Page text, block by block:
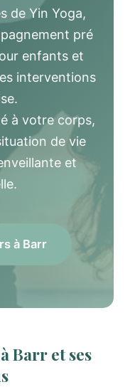
de Yin Yoga,
pré
enfants et
interventions
à votre corps,
de vie
et
à Barr
Barr et ses